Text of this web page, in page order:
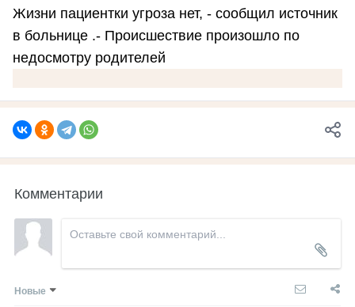
Жизни пациентки угроза нет, - сообщил источник
в больнице .- Происшествие произошло по
недосмотру родителей
Комментарии
Новые